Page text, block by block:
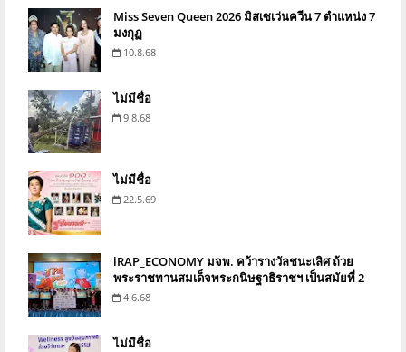
Miss Seven Queen 2026 มิสเซเว่นควีน 7 ตำแหน่ง 7
มงกุฏ
10.8.68
ไม่มีชื่อ
9.8.68
ไม่มีชื่อ
22.5.69
iRAP_ECONOMY มจพ. คว้ารางวัลชนะเลิศ ถ้วย
พระราชทานสมเด็จพระกนิษฐาธิราชฯ เป็นสมัยที่ 2
4.6.68
ไม่มีชื่อ